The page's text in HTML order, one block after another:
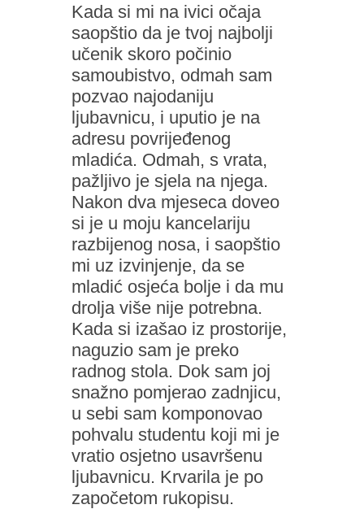
Kada si mi na ivici očaja
saopštio da je tvoj najbolji
učenik skoro počinio
samoubistvo, odmah sam
pozvao najodaniju
ljubavnicu, i uputio je na
adresu povrijeđenog
mladića. Odmah, s vrata,
pažljivo je sjela na njega.
Nakon dva mjeseca doveo
si je u moju kancelariju
razbijenog nosa, i saopštio
mi uz izvinjenje, da se
mladić osjeća bolje i da mu
drolja više nije potrebna.
Kada si izašao iz prostorije,
naguzio sam je preko
radnog stola. Dok sam joj
snažno pomjerao zadnjicu,
u sebi sam komponovao
pohvalu studentu koji mi je
vratio osjetno usavršenu
ljubavnicu. Krvarila je po
započetom rukopisu.